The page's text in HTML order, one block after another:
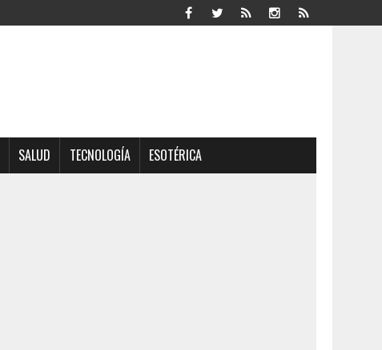
SALUD TECNOLOGÍA ESOTÉRICA